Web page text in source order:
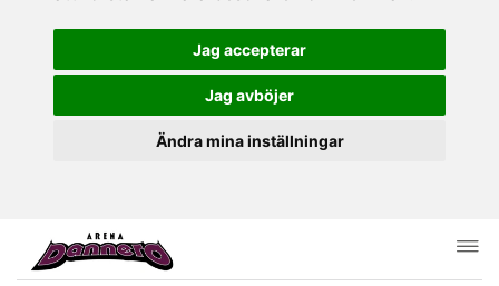
Jag accepterar
Jag avböjer
Ändra mina inställningar